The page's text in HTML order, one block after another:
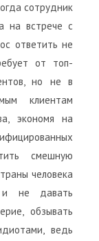
сотрудник
на встрече с
ответить не
от топ-
но не в
клиентам
экономя на
смешную
человека
и не давать
обзывать
ведь